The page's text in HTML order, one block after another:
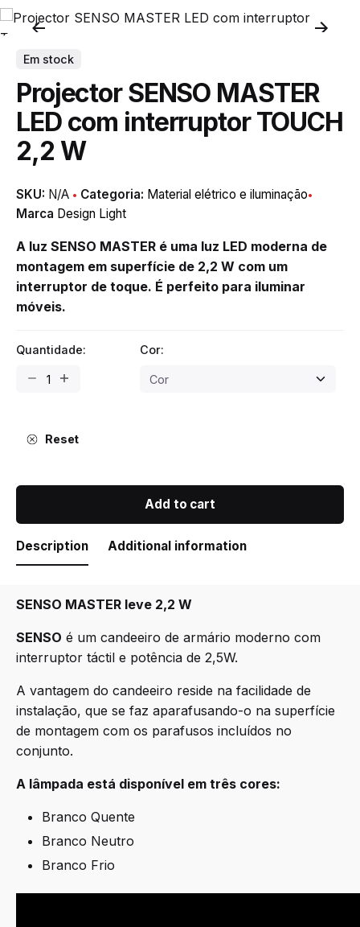
Em stock
Projector SENSO MASTER
LED com interruptor TOUCH
2,2 W
SKU: N/A Categoria: Material elétrico e iluminação
Marca Design Light
A luz SENSO MASTER é uma luz LED moderna de
montagem em superfície de 2,2 W com um
interruptor de toque. É perfeito para iluminar
móveis.
Quantidade:
Projector
com
TOUCH
W
quantity
Cor:
Reset
Add to cart
Description Additional information
SENSO MASTER leve 2,2 W
SENSO é um candeeiro de armário moderno com
interruptor táctil e potência de 2,5W.
A vantagem do candeeiro reside na facilidade de
instalação, que se faz aparafusando-o na superfície
de montagem com os parafusos incluídos no
conjunto.
A lâmpada está disponível em três cores:
Branco Quente
Branco Neutro
Branco Frio